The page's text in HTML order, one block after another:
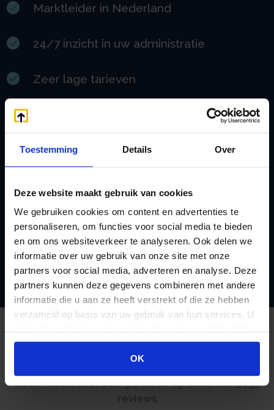
Toestemming Details Over
Deze website maakt gebruik van cookies
We gebruiken cookies om content en advertenties te
personaliseren, om functies voor social media te bieden
en om ons websiteverkeer te analyseren. Ook delen we
informatie over uw gebruik van onze site met onze
partners voor social media, adverteren en analyse. Deze
partners kunnen deze gegevens combineren met andere
informatie die u aan ze heeft verstrekt of die ze hebben
verzameld op basis van uw gebruik van hun services. U
gebruiken.
OK
Marktleider in Nederland
24/7 inzicht in uw administratie
Zeer lage tarieven
Altijd een vaste contactpersoon
Afspraken met de Belastingdienst
Ook internationaal fiscaal advies
Lid van NOAB en RB
Wat andere mensen over ons
zeggen
Beoordeeld met een 9.0 uit 10 op basis van 3453
reviews